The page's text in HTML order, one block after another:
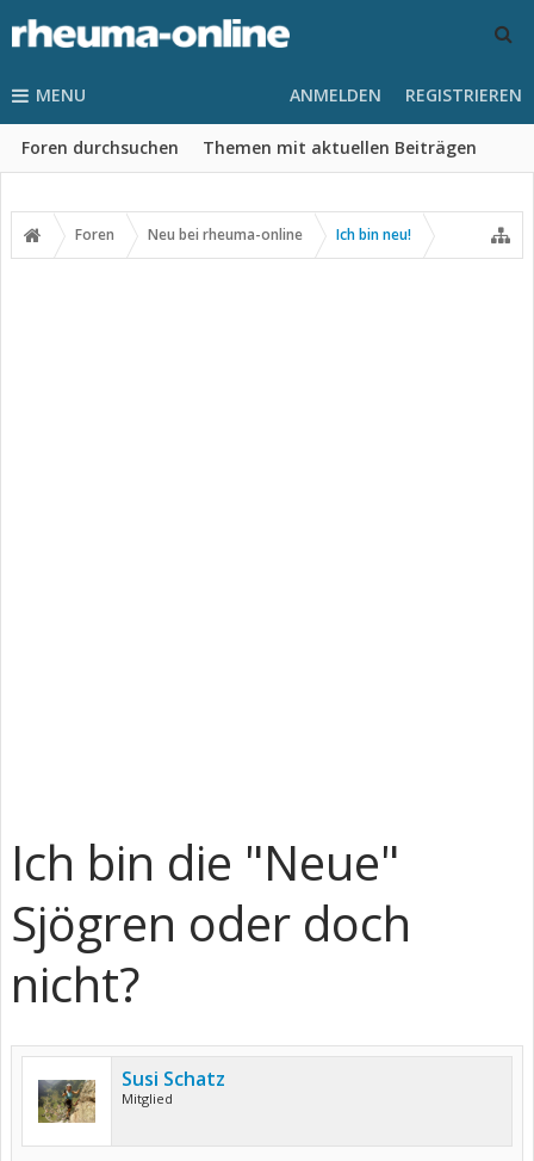
MENU
Foren durchsuchen Themen mit aktuellen Beiträgen
ANMELDEN REGISTRIEREN
Foren Neu bei rheuma-online Ich bin neu!
Ich bin die "Neue"
Sjögren oder doch
nicht?
Susi Schatz
Mitglied